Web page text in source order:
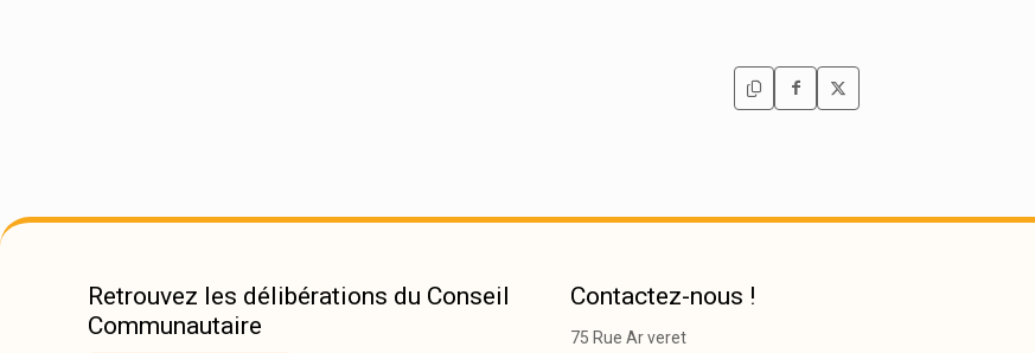
Retrouvez les délibérations du Conseil
Communautaire
Contactez-nous !
75 Rue Ar veret